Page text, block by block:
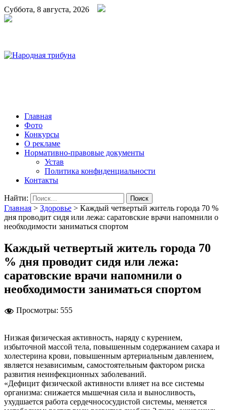
Суббота, 8 августа, 2026
Главная
Фото
Конкурсы
О рекламе
Нормативно-правовые документы
Устав
Политика конфиденциальности
Контакты
Найти:
Главная > Здоровье > Каждый четвертый житель города 70 %
дня проводит сидя или лежа: саратовские врачи напомнили о
необходимости заниматься спортом
Каждый четвертый житель города 70
% дня проводит сидя или лежа:
саратовские врачи напомнили о
необходимости заниматься спортом
Просмотры: 555
Низкая физическая активность, наряду с курением,
избыточной массой тела, повышенным содержанием сахара и
холестерина крови, повышенным артериальным давлением,
является независимым, самостоятельным фактором риска
развития неинфекционных заболеваний.
«Дефицит физической активности влияет на все системы
организма: снижается мышечная сила и выносливость,
ухудшается работа сердечнососудистой системы, меняется